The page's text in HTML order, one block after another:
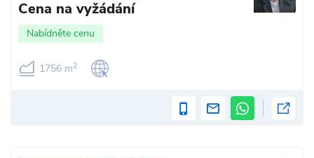
Cena na vyžádání
Nabídněte cenu
1756 m2